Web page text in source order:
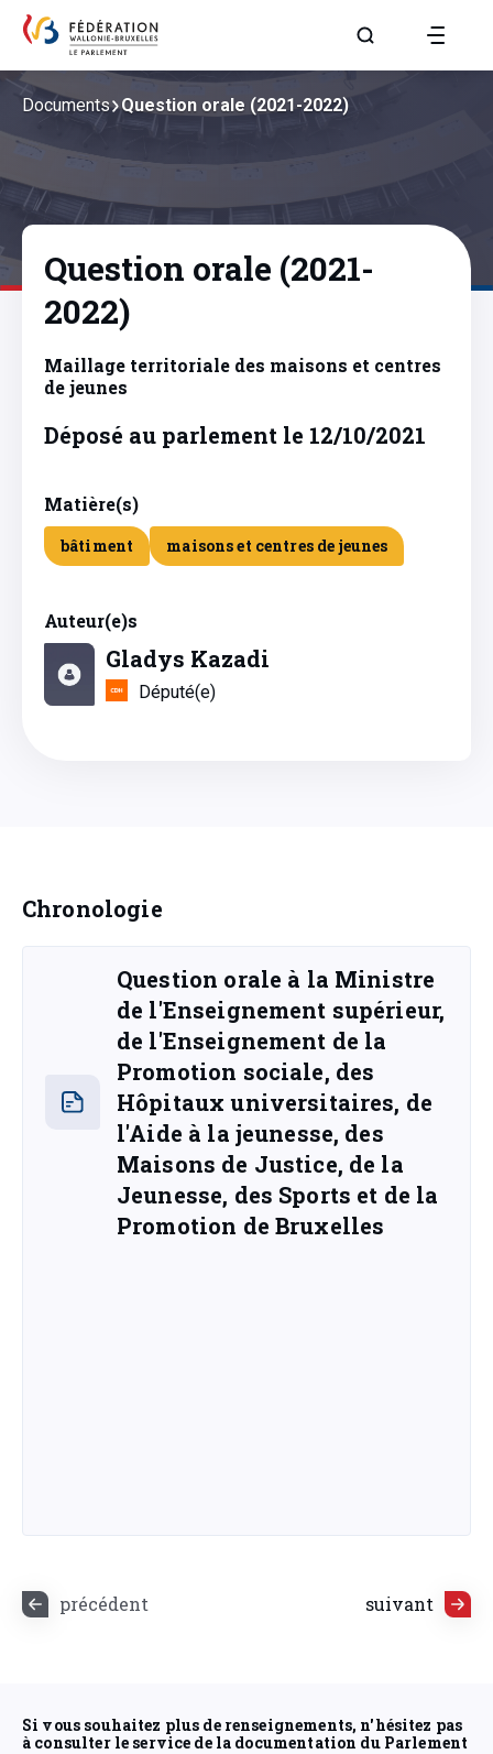
Aller à la page
Documents Question orale (2021-2022)
Question orale (2021-
2022)
Maillage territoriale des maisons et centres
de jeunes
Déposé au parlement le 12/10/2021
Matière(s)
bâtiment maisons et centres de jeunes
Auteur(e)s
Gladys Kazadi
Député(e)
Chronologie
Question orale à la Ministre
de l'Enseignement supérieur,
de l'Enseignement de la
Promotion sociale, des
Hôpitaux universitaires, de
l'Aide à la jeunesse, des
Maisons de Justice, de la
Jeunesse, des Sports et de la
Promotion de Bruxelles
précédent suivant
Si vous souhaitez plus de renseignements, n'hésitez pas
à consulter le service de la documentation du Parlement